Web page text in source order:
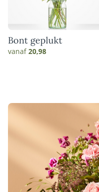
Bont geplukt
vanaf20,98